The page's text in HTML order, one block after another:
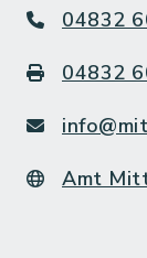
04832
04832
Amt